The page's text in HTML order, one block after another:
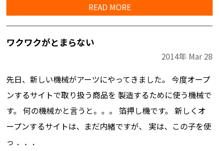
READ MORE
ワクワクがとまらない
2014年 Mar 28
先日、新しい機械がアーツにやってきました。 今度オープ
ンするサイトで取り扱う商品を 製造するために使う機械で
す。 何の機械かと言うと。。。 箔押し機です。 新しくオ
ープンするサイトは、まだ内緒ですが、 実は、この子を使
っ ．．．